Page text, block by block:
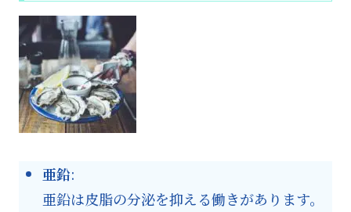
亜鉛:
亜鉛は皮脂の分泌を抑える働きがあります。